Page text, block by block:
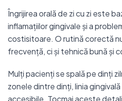
Îngrijirea orală de zi cu zi este
inflamațiilor gingivale și a
costisitoare. O rutină corectă
frecvență, ci și tehnică bună și
Mulți pacienți se spală pe dinți
zonele dintre dinți, linia
accesibile. Tocmai aceste